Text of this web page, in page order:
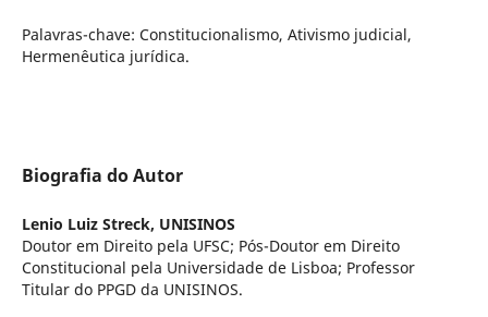
Palavras-chave: Constitucionalismo, Ativismo judicial,
Hermenêutica jurídica.
Biografia do Autor
Lenio Luiz Streck, UNISINOS
Doutor em Direito pela UFSC; Pós-Doutor em Direito
Constitucional pela Universidade de Lisboa; Professor
Titular do PPGD da UNISINOS.